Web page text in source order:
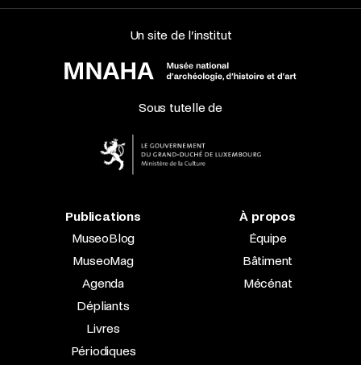
Un site de l’institut
Sous tutelle de
Publications
MuseoBlog
MuseoMag
Agenda
Dépliants
Livres
Périodiques
À propos
Équipe
Bâtiment
Mécénat